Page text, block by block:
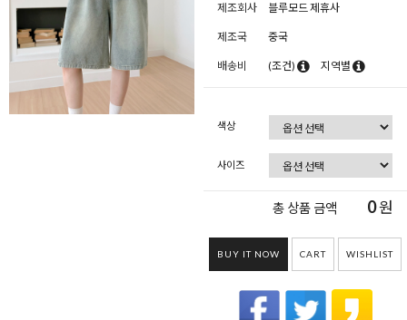
제조회사 블루모드 제휴사
제조국 중국
배송비 (조건) 지역별
색상
사이즈
총 상품 금액 0원
BUY IT NOW CART WISHLIST